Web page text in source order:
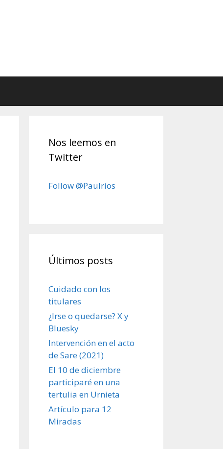
Nos leemos en
Twitter
Follow @Paulrios
Últimos posts
Cuidado con los
titulares
¿Irse o quedarse? X y
Bluesky
Intervención en el acto
de Sare (2021)
El 10 de diciembre
participaré en una
tertulia en Urnieta
Artículo para 12
Miradas